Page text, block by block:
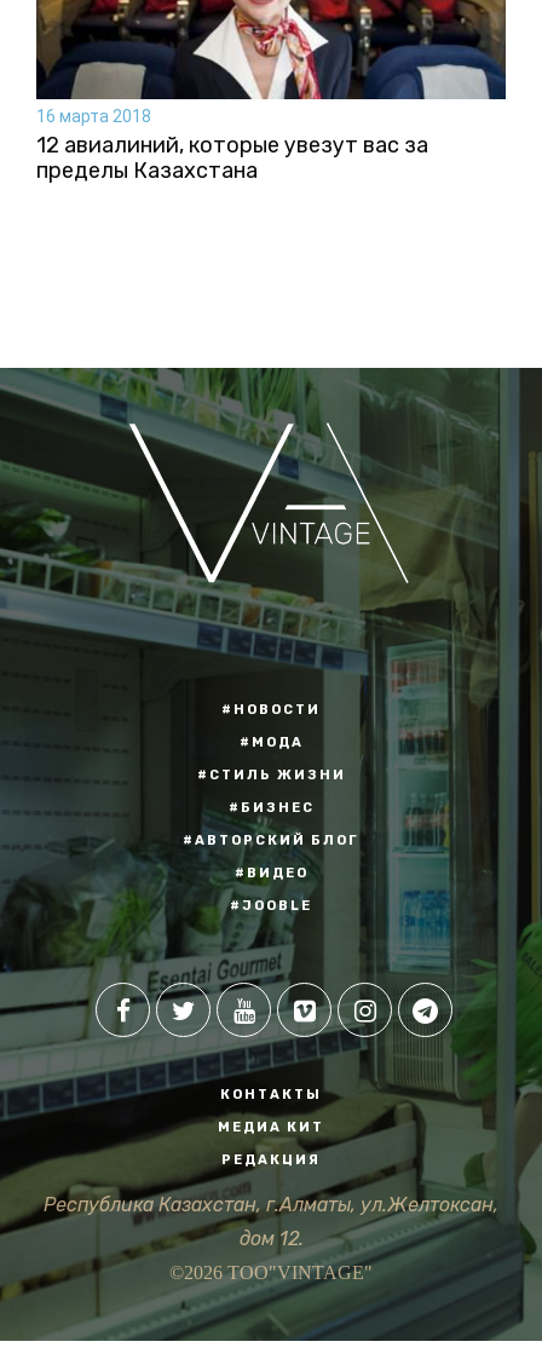
16 марта 2018
12 авиалиний, которые увезут вас за
пределы Казахстана
#НОВОСТИ
#МОДА
#СТИЛЬ ЖИЗНИ
#БИЗНЕС
#АВТОРСКИЙ БЛОГ
#ВИДЕО
#JOOBLE
КОНТАКТЫ
МЕДИА КИТ
РЕДАКЦИЯ
Республика Казахстан, г.Алматы, ул.Желтоксан,
дом 12.
©2026 ТОО"VINTAGE"